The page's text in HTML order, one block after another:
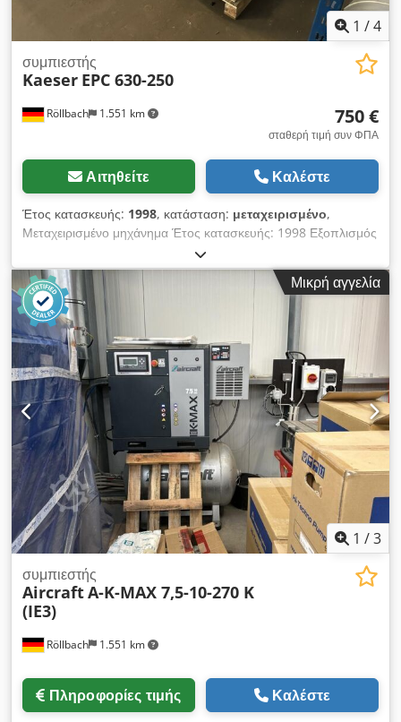
1 /4
Röllbach 1.551 km
συμπιεστής
Kaeser EPC 630-250
750 €
σταθερή τιμή συν ΦΠΑ
Αιτηθείτε Καλέστε
Έτος κατασκευής: 1998, κατάσταση: μεταχειρισμένο,
Μεταχειρισμένο μηχάνημα Έτος κατασκευής: 1998 Εξοπλισμός
και τεχνικά στοιχεία: - μέγ. λειτουργική υπερπίεση: 10 bar -
δοχείο πεπιεσμένου αέρα: 250 l Dedpfx Amjzk Nyfsneck -
μέγιστη στάθμη ηχητικής πίεσης: 76 dB(A) - θεωρητική παροχή
εισαγωγής: 630 l/min - αποτελεσματική παροχή στα 6 bar:
440 l/min - αριθμός κυλίνδρων: 2 - στροφές: 1450 σ.α.λ -
ποσότητα λαδιού: 1,2 l - ποσότητα προσθήκης λαδιού: 0,22 l -
κινητήρας: 3 kW / 400 V - μέγιστη συχνότητα εκκίνησης: 20/
ώρα - χειρισμός: άμεση εκκίνηση Βάρος: 240 kg Διαθεσιμότητα:
άμεσα διαθέσιμο Τοποθεσία: 63934 Röllbach
Μικρή αγγελία
1 /3
Röllbach 1.551 km
συμπιεστής
AircraftA-K-MAX 7,5-10-270 K
(IE3)
Πληροφορίες τιμής Καλέστε